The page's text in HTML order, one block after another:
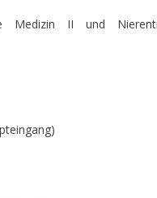
Medizin II und